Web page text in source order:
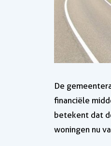
De
financiële
betekent dat
woningen nu